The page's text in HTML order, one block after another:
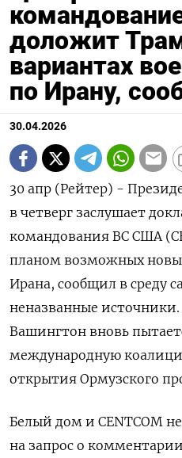
доложит
вариантах
по Ирану,
30.04.2026
30 апр (Рейтер) -
в четверг заслушает
командования ВС США
планом возможных
Ирана, сообщил в среду
неназванные источники.
Вашингтон ​вновь
международную
открытия ‌Ормузского
Белый дом и ‌CENTCOM
на запрос о